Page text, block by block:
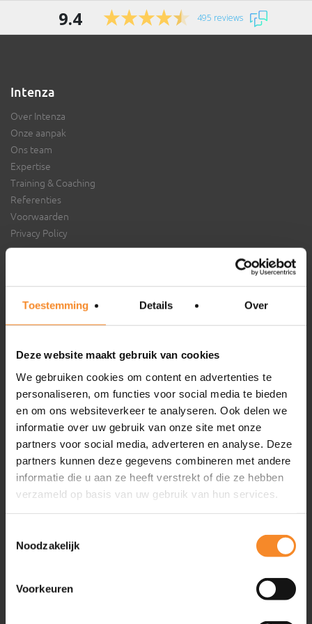
Toestemming Details Over
Deze website maakt gebruik van cookies
We gebruiken cookies om content en advertenties te
personaliseren, om functies voor social media te bieden
en om ons websiteverkeer te analyseren. Ook delen we
informatie over uw gebruik van onze site met onze
partners voor social media, adverteren en analyse. Deze
partners kunnen deze gegevens combineren met andere
informatie die u aan ze heeft verstrekt of die ze hebben
verzameld op basis van uw gebruik van hun services.
Noodzakelijk
Voorkeuren
9.4 495 reviews
Intenza
Over Intenza
Onze aanpak
Ons team
Expertise
Training & Coaching
Referenties
Voorwaarden
Privacy Policy
Inspiratie
Artikelen
Evenementen
Friend of Intenza
Geplande evenementen 2
Training & Coaching